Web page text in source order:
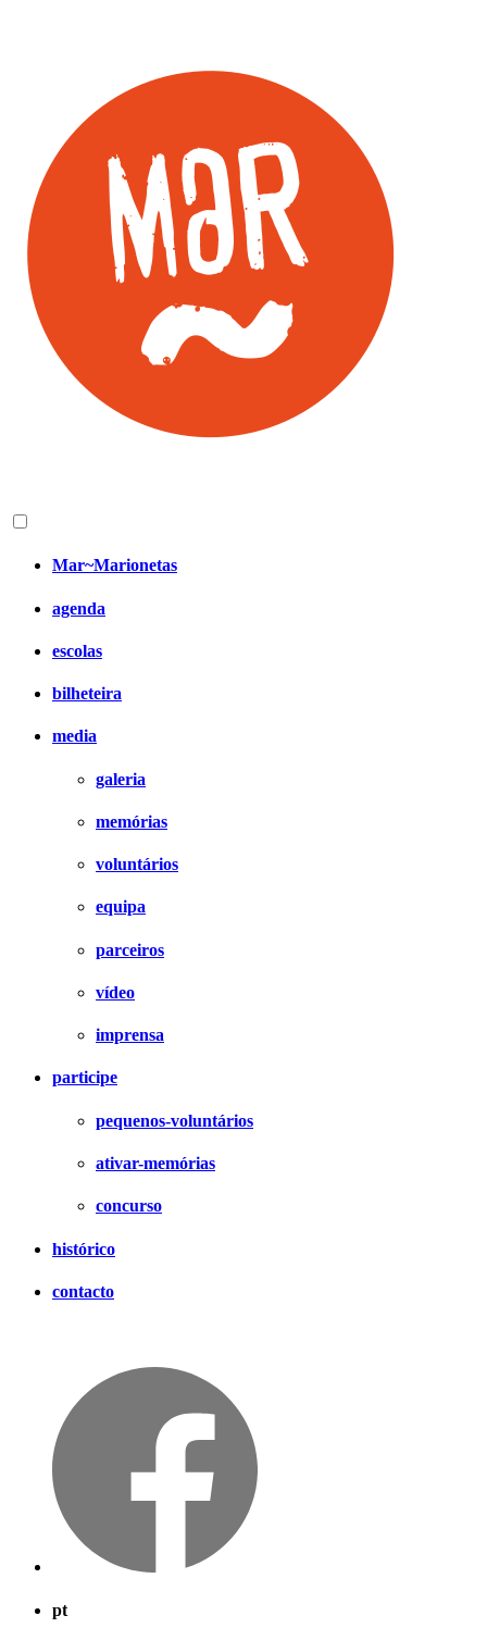
Mar~Marionetas
agenda
escolas
bilheteira
media
galeria
memórias
voluntários
equipa
parceiros
vídeo
imprensa
participe
pequenos-voluntários
ativar-memórias
concurso
histórico
contacto
pt